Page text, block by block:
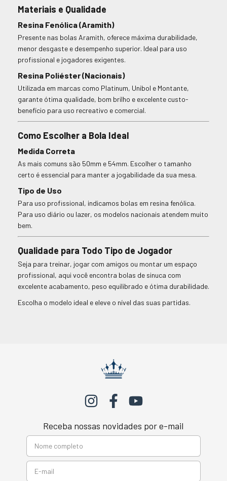
Materiais e Qualidade
Resina Fenólica (Aramith)
Presente nas bolas Aramith, oferece máxima durabilidade,
menor desgaste e desempenho superior. Ideal para uso
profissional e jogadores exigentes.
Resina Poliéster (Nacionais)
Utilizada em marcas como Platinum, Unibol e Montante,
garante ótima qualidade, bom brilho e excelente custo-
benefício para uso recreativo e comercial.
Como Escolher a Bola Ideal
Medida Correta
As mais comuns são 50mm e 54mm. Escolher o tamanho
certo é essencial para manter a jogabilidade da sua mesa.
Tipo de Uso
Para uso profissional, indicamos bolas em resina fenólica.
Para uso diário ou lazer, os modelos nacionais atendem muito
bem.
Qualidade para Todo Tipo de Jogador
Seja para treinar, jogar com amigos ou montar um espaço
profissional, aqui você encontra bolas de sinuca com
excelente acabamento, peso equilibrado e ótima durabilidade.
Escolha o modelo ideal e eleve o nível das suas partidas.
Receba nossas novidades por e-mail